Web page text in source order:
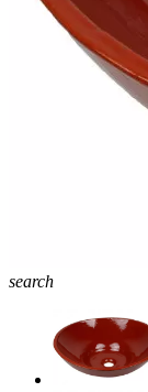
search